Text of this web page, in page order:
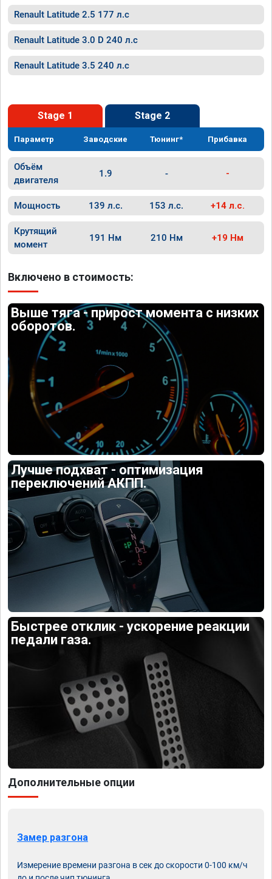
Renault Latitude 2.5 177 л.с
Renault Latitude 3.0 D 240 л.с
Renault Latitude 3.5 240 л.с
Stage 1 Stage 2
Параметр Заводские Тюнинг* Прибавка
Объём
двигателя
1.9 - -
Мощность 139 л.с. 153 л.с. +14 л.с.
Крутящий
момент
191 Нм 210 Нм +19 Нм
Включено в стоимость:
Выше тяга - прирост момента с низких
оборотов.
Лучше подхват - оптимизация
переключений АКПП.
Быстрее отклик - ускорение реакции
педали газа.
Дополнительные опции
Замер разгона
Измерение времени разгона в сек до скорости 0-100 км/ч